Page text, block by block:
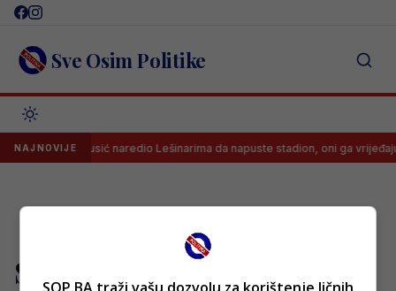
Skip
content Sve Osim Politike
NAJNOVIJE
Sudija Musić naredio Lešinarima da napuste stadion, oni ga vrijeđaju
Stadion Grbavica